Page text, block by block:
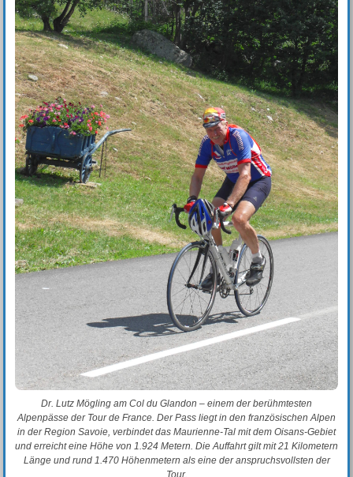
Dr. Lutz Mögling am Col du Glandon – einem der berühmtesten
Alpenpässe der Tour de France. Der Pass liegt in den französischen Alpen
in der Region Savoie, verbindet das Maurienne-Tal mit dem Oisans-Gebiet
und erreicht eine Höhe von 1.924 Metern. Die Auffahrt gilt mit 21 Kilometern
Länge und rund 1.470 Höhenmetern als eine der anspruchsvollsten der
Tour.